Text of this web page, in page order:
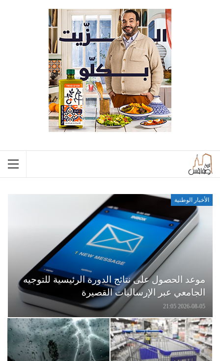
الأخبار الوطنية
موعد الحصول على نتائج الدورة الرئيسية للتوجيه
الجامعي عبر الإرساليات القصيرة
2026-08-05 21:05